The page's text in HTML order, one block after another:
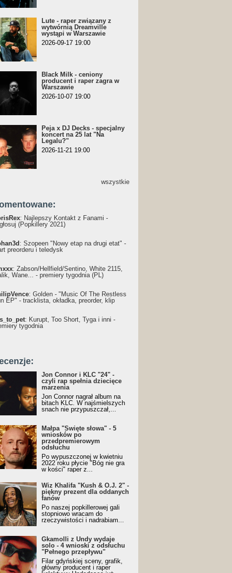
Lute - raper związany z
wytwórnią Dreamville
wystąpi w Warszawie
2026-09-17 19:00
Black Milk - ceniony
producent i raper zagra w
Warszawie
2026-10-07 19:00
Peja x DJ Decks - specjalny
koncert na 25 lat "Na
Legalu?"
2026-11-21 19:00
wszystkie
: Najlepszy Kontakt z Fanami -
(Popkillery 2021)
: Szopeen "Nowy etap na drugi etat" -
preorderu i teledysk
: Żabson/Hellfield/Sentino, White 2115,
Wane... - premiery tygodnia (PL)
: Golden - "Music Of The Restless
EP" - tracklista, okładka, preorder, klip
: Kurupt, Too Short, Tyga i inni -
tygodnia
Jon Connor i KLC "24" -
czyli rap spełnia dziecięce
marzenia
Jon Connor nagrał album na
bitach KLC. W najśmielszych
snach nie przypuszczał,...
Małpa "Święte słowa" - 5
wniosków po
przedpremierowym
odsłuchu
Po wypuszczonej w kwietniu
2022 roku płycie "Bóg nie gra
w kości" raper z...
Wiz Khalifa "Kush & O.J. 2" -
piękny prezent dla oddanych
fanów
Po naszej popkillerowej gali
stopniowo wracam do
rzeczywistości i nadrabiam...
Gkamolli z Undy wydaje
solo - 4 wnioski z odsłuchu
"Pełnego przepływu"
Filar gdyńskiej sceny, grafik,
główny producent i raper